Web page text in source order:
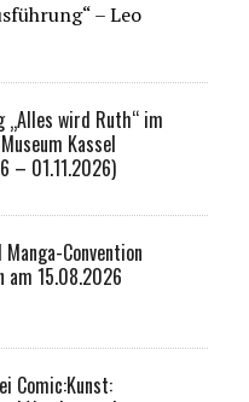
– Leo
„Alles wird Ruth“ im
Kassel
– 01.11.2026)
Convention
am 15.08.2026
Comic:Kunst: